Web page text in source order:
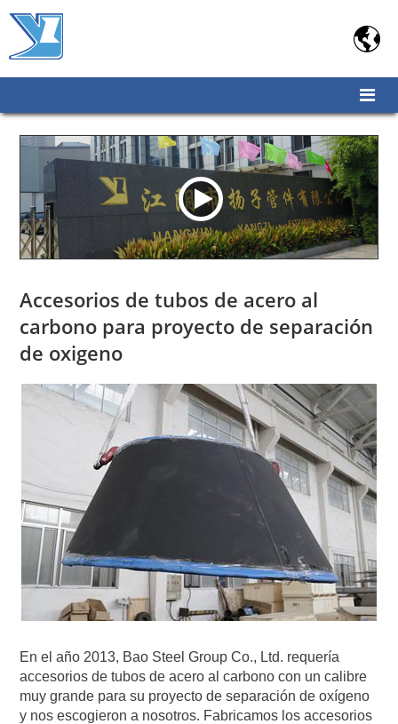

Accesorios de tubos de acero al
carbono para proyecto de separación
de oxigeno
En el año 2013, Bao Steel Group Co., Ltd. requería
accesorios de tubos de acero al carbono con un calibre
muy grande para su proyecto de separación de oxígeno
y nos escogieron a nosotros. Fabricamos los accesorios